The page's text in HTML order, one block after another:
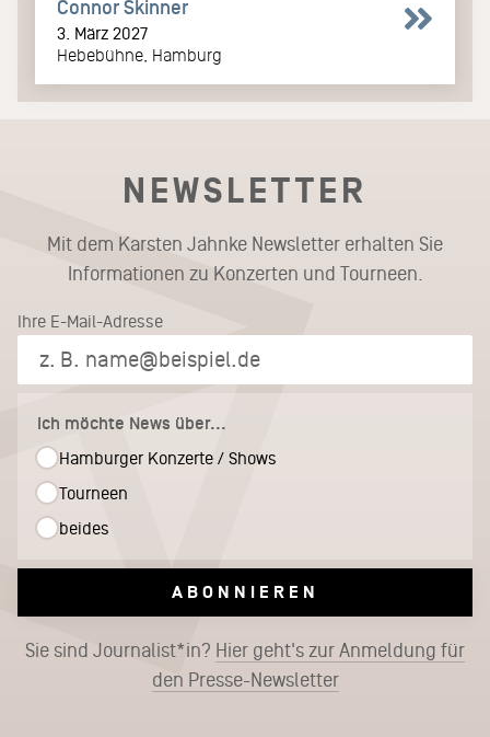
Connor Skinner
3. März 2027
Hebebühne, Hamburg
NEWSLETTER
Mit dem Karsten Jahnke Newsletter erhalten Sie
Informationen zu Konzerten und Tourneen.
Ihre E-Mail-Adresse
Ich möchte News über...
Hamburger Konzerte / Shows
Tourneen
beides
ABONNIEREN
Sie sind Journalist*in? Hier geht's zur Anmeldung für
den Presse-Newsletter